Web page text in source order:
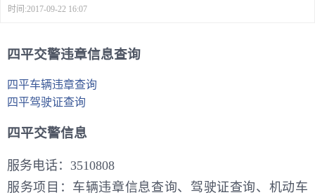
时间:2017-09-22 16:07
四平交警违章信息查询
四平车辆违章查询
四平驾驶证查询
四平交警信息
服务电话：3510808
服务项目：车辆违章信息查询、驾驶证查询、机动车